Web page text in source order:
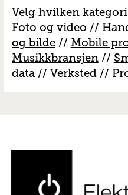
Velg hvilken
Foto og video //
og bilde// Mobile
Musikkbransjen// S
data// Verksted//